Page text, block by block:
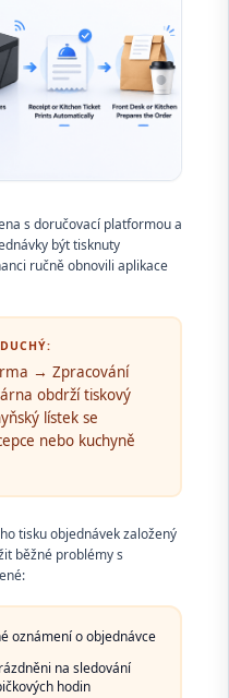
s doručovací platformou a
být tisknuty
ručně obnovili aplikace
→ Zpracování
obdrží tiskový
lístek se
nebo kuchyně
tisku objednávek založený
běžné problémy s
oznámení o objednávce
na sledování
hodin